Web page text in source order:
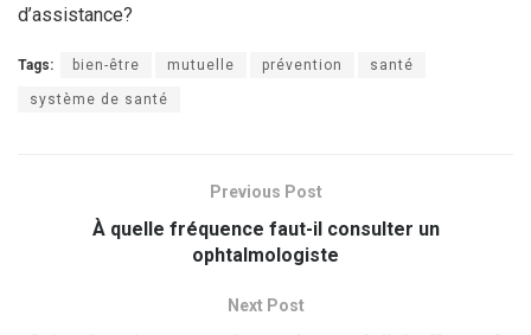
d’assistance?
Tags: bien-être mutuelle prévention santé
système de santé
Previous Post
À quelle fréquence faut-il consulter un
ophtalmologiste
Next Post